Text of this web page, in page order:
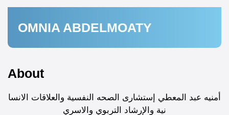
OMNIA ABDELMOATY
About
أمنيه عبد المعطي إستشارى الصحه النفسية والعلاقات الانسا
نية والإرشاد التربوي والاسري